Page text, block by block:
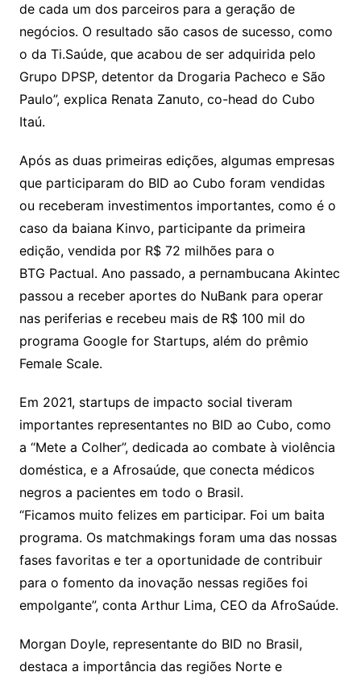
de cada um dos parceiros para a geração de
negócios. O resultado são casos de sucesso, como
o da Ti.Saúde, que acabou de ser adquirida pelo
Grupo DPSP, detentor da Drogaria Pacheco e São
Paulo”, explica Renata Zanuto, co-head do Cubo
Itaú.
Após as duas primeiras edições, algumas empresas
que participaram do BID ao Cubo foram vendidas
ou receberam investimentos importantes, como é o
caso da baiana Kinvo, participante da primeira
edição, vendida por R$ 72 milhões para o
BTG Pactual. Ano passado, a pernambucana Akintec
passou a receber aportes do NuBank para operar
nas periferias e recebeu mais de R$ 100 mil do
programa Google for Startups, além do prêmio
Female Scale.
Em 2021, startups de impacto social tiveram
importantes representantes no BID ao Cubo, como
a “Mete a Colher”, dedicada ao combate à violência
doméstica, e a Afrosaúde, que conecta médicos
negros a pacientes em todo o Brasil.
“Ficamos muito felizes em participar. Foi um baita
programa. Os matchmakings foram uma das nossas
fases favoritas e ter a oportunidade de contribuir
para o fomento da inovação nessas regiões foi
empolgante”, conta Arthur Lima, CEO da AfroSaúde.
Morgan Doyle, representante do BID no Brasil,
destaca a importância das regiões Norte e